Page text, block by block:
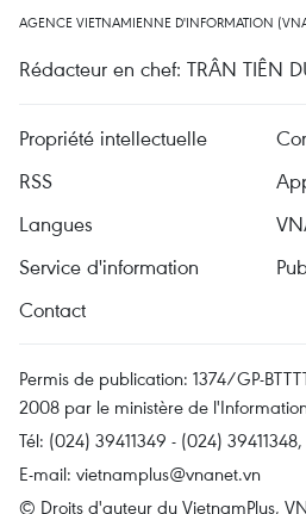
AGENCE VIETNAMIENNE D'INFORMATION
Rédacteur en chef: TRÂN TIÊN
Propriété intellectuelle
RSS
Langues
Service d'information
Contact
Permis de publication: 1374/GP-
2008 par le ministère de
Tél: (024) 39411349 - (024)
E-mail: vietnamplus@vnanet.vn
© Droits d'auteur du VietnamPlus,